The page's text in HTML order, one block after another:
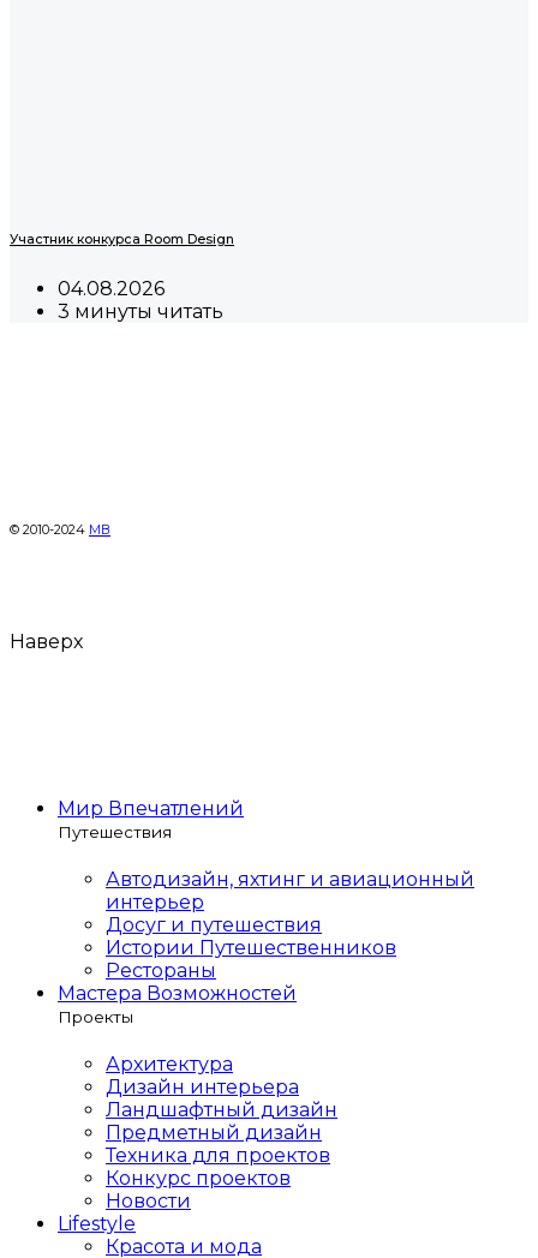
Участник конкурса Room Design
04.08.2026
3 минуты читать
© 2010-2024 МВ
Наверх
Мир Впечатлений
Путешествия
Автодизайн, яхтинг и авиационный
интерьер
Досуг и путешествия
Истории Путешественников
Рестораны
Мастера Возможностей
Проекты
Архитектура
Дизайн интерьера
Ландшафтный дизайн
Предметный дизайн
Техника для проектов
Конкурс проектов
Новости
Lifestyle
Красота и мода